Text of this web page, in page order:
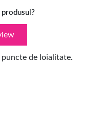
de loialitate.